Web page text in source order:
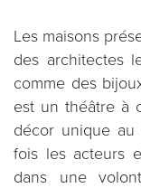
Les maisons
des architectes
comme des
est un théâtre à
décor unique au
fois les acteurs
dans une